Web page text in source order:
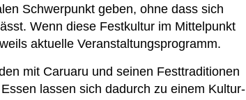
Schwerpunkt geben, ohne dass sich
Wenn diese Festkultur im Mittelpunkt
aktuelle Veranstaltungsprogramm.
mit Caruaru und seinen Festtraditionen
lassen sich dadurch zu einem Kultur-